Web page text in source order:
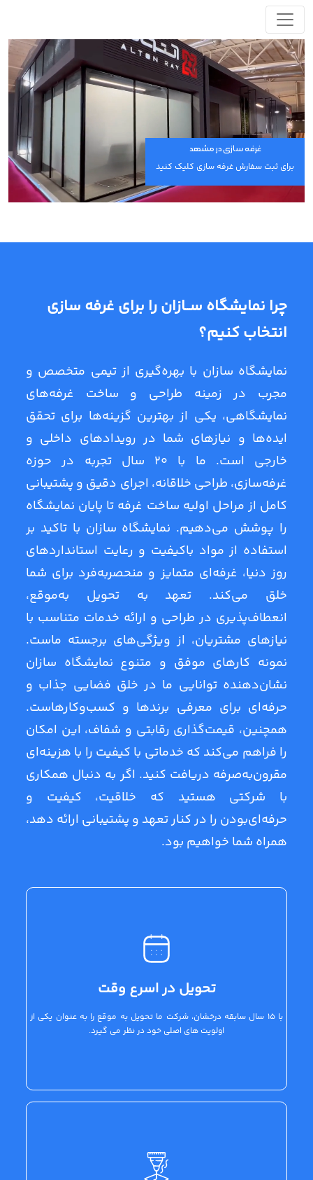
غرفه سازی در مشهد
برای ثبت سفارش غرفه سازی کلیک کنید
چرا نمایشگاه ســازان را برای غرفه سازی
انتخاب کنیم؟
نمایشگاه سازان با بهره‌گیری از تیمی متخصص و
مجرب در زمینه طراحی و ساخت غرفه‌های
نمایشگاهی، یکی از بهترین گزینه‌ها برای تحقق
ایده‌ها و نیازهای شما در رویدادهای داخلی و
خارجی است. ما با 20 سال تجربه در حوزه
غرفه‌سازی، طراحی خلاقانه، اجرای دقیق و پشتیبانی
کامل از مراحل اولیه ساخت غرفه تا پایان نمایشگاه
را پوشش می‌دهیم. نمایشگاه سازان با تاکید بر
استفاده از مواد باکیفیت و رعایت استانداردهای
روز دنیا، غرفه‌ای متمایز و منحصربه‌فرد برای شما
خلق می‌کند. تعهد به تحویل به‌موقع،
انعطاف‌پذیری در طراحی و ارائه خدمات متناسب با
نیازهای مشتریان، از ویژگی‌های برجسته ماست.
نمونه کارهای موفق و متنوع نمایشگاه سازان
نشان‌دهنده توانایی ما در خلق فضایی جذاب و
حرفه‌ای برای معرفی برندها و کسب‌وکارهاست.
همچنین، قیمت‌گذاری رقابتی و شفاف، این امکان
را فراهم می‌کند که خدماتی با کیفیت را با هزینه‌ای
مقرون‌به‌صرفه دریافت کنید. اگر به دنبال همکاری
با شرکتی هستید که خلاقیت، کیفیت و
حرفه‌ای‌بودن را در کنار تعهد و پشتیبانی ارائه دهد،
همراه شما خواهیم بود.
تحویل در اسرع وقت
با 15 سال سابقه درخشان، شرکت ما تحویل به موقع را به عنوان یکی از
اولویت های اصلی خود در نظر می گیرد.